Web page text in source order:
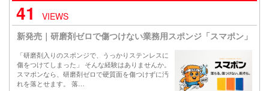
41
VIEWS
新発売｜研磨剤ゼロで傷つけない業務用スポンジ「スマポン」
「研磨剤入りのスポンジで、うっかりステンレスに
傷をつけてしまった」 そんな経験はありませんか。
スマポンなら、研磨剤ゼロで硬質面を傷つけずに汚
れを落とせます。 落…